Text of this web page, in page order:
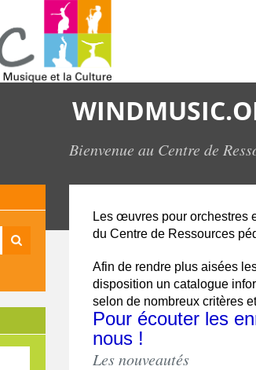
Bienvenue au Centre de
Lesœuvres pour orchestres
du Centre de Ressources
Afin de rendre plus aisées
disposition un catalogue
selon de nombreux critères
Pour écouter les
nous !
Les nouveautés